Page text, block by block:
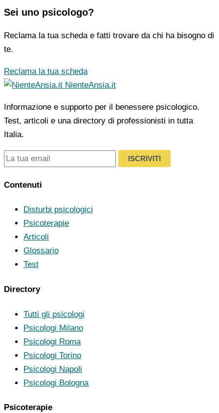
Sei uno psicologo?
Reclama la tua scheda e fatti trovare da chi ha bisogno di
te.
Reclama la tua scheda
NienteAnsia.it
Informazione e supporto per il benessere psicologico.
Test, articoli e una directory di professionisti in tutta
Italia.
ISCRIVITI
Contenuti
Disturbi psicologici
Psicoterapie
Articoli
Glossario
Test
Directory
Tutti gli psicologi
Psicologi Milano
Psicologi Roma
Psicologi Torino
Psicologi Napoli
Psicologi Bologna
Psicoterapie